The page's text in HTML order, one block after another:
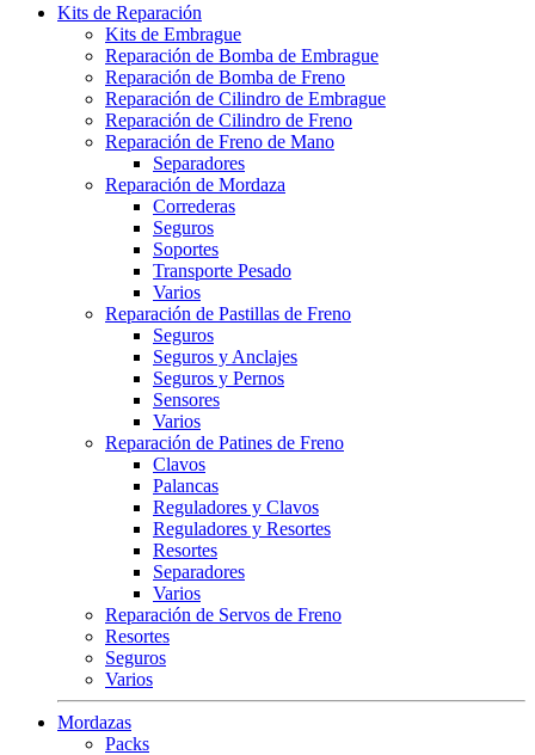
Kits de Reparación
Kits de Embrague
Reparación de Bomba de Embrague
Reparación de Bomba de Freno
Reparación de Cilindro de Embrague
Reparación de Cilindro de Freno
Reparación de Freno de Mano
Separadores
Reparación de Mordaza
Correderas
Seguros
Soportes
Transporte Pesado
Varios
Reparación de Pastillas de Freno
Seguros
Seguros y Anclajes
Seguros y Pernos
Sensores
Varios
Reparación de Patines de Freno
Clavos
Palancas
Reguladores y Clavos
Reguladores y Resortes
Resortes
Separadores
Varios
Reparación de Servos de Freno
Resortes
Seguros
Varios
Mordazas
Packs